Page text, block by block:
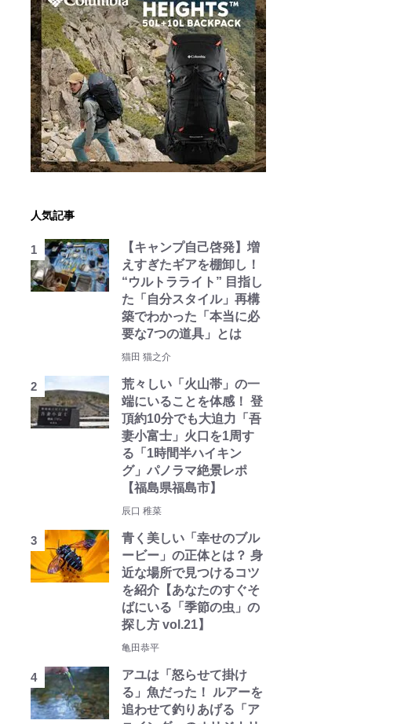
人気記事
【キャンプ自己啓発】増
えすぎたギアを棚卸し！
“ウルトラライト” 目指し
た「自分スタイル」再構
築でわかった「本当に必
要な7つの道具」とは
猫田 猫之介
荒々しい「火山帯」の一
端にいることを体感！ 登
頂約10分でも大迫力「吾
妻小富士」火口を1周す
る「1時間半ハイキン
グ」パノラマ絶景レポ
【福島県福島市】
辰口 稚菜
青く美しい「幸せのブル
ービー」の正体とは？ 身
近な場所で見つけるコツ
を紹介【あなたのすぐそ
ばにいる「季節の虫」の
探し方 vol.21】
亀田恭平
アユは「怒らせて掛け
る」魚だった！ ルアーを
追わせて釣りあげる「ア